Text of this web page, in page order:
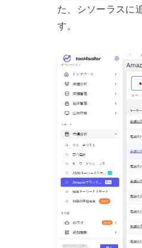
た、シソーラスに
す。